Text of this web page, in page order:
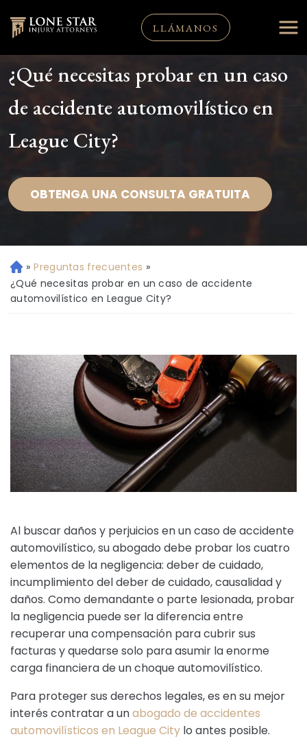
LLÁMANOS
¿Qué necesitas probar en un caso
de accidente automovilístico en
League City?
OBTENGA UNA CONSULTA GRATUITA
Ini
ci
o
» Preguntas frecuentes »
¿Qué necesitas probar en un caso de accidente
automovilístico en League City?
Al buscar daños y perjuicios en un caso de accidente
automovilístico, su abogado debe probar los cuatro
elementos de la negligencia: deber de cuidado,
incumplimiento del deber de cuidado, causalidad y
daños. Como demandante o parte lesionada, probar
la negligencia puede ser la diferencia entre
recuperar una compensación para cubrir sus
facturas y quedarse solo para asumir la enorme
carga financiera de un choque automovilístico.
Para proteger sus derechos legales, es en su mejor
interés contratar a unabogado de accidentes
automovilísticos en League City lo antes posible.